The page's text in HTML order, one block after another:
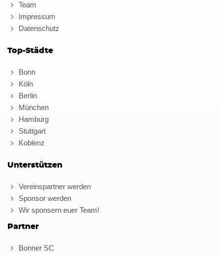
Team
Impressum
Datenschutz
Top-Städte
Bonn
Köln
Berlin
München
Hamburg
Stuttgart
Koblenz
Unterstützen
Vereinspartner werden
Sponsor werden
Wir sponsern euer Team!
Partner
Bonner SC